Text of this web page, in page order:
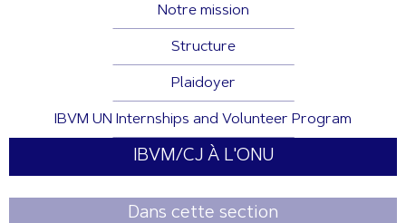
Notre mission
Structure
Plaidoyer
IBVM UN Internships and Volunteer Program
IBVM/CJ À L'ONU
Dans cette section